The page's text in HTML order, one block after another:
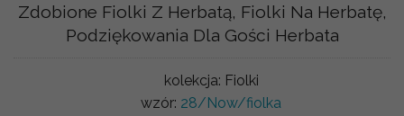
Zdobione Fiolki Z Herbatą, Fiolki Na Herbatę,
Podziękowania Dla Gości Herbata
kolekcja: Fiolki
wzór: 28/Now/fiolka